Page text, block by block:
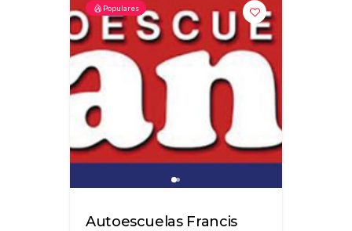
Populares
Autoescuelas Francis